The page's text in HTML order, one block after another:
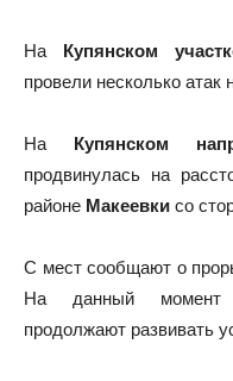
На Купянском
провели несколько атак
На Купянском
продвинулась на
районе Макеевки со
С мест сообщают о
На данный момент
продолжают развивать